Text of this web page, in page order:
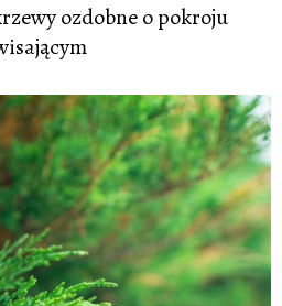
ozdobne o pokroju